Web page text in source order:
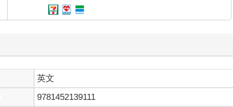
英文
9781452139111